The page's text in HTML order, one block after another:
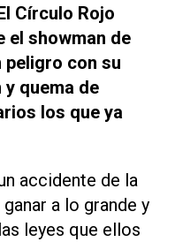
Círculo Rojo
el showman de
peligro con su
quema de
los que ya
accidente de la
a lo grande y
leyes que ellos